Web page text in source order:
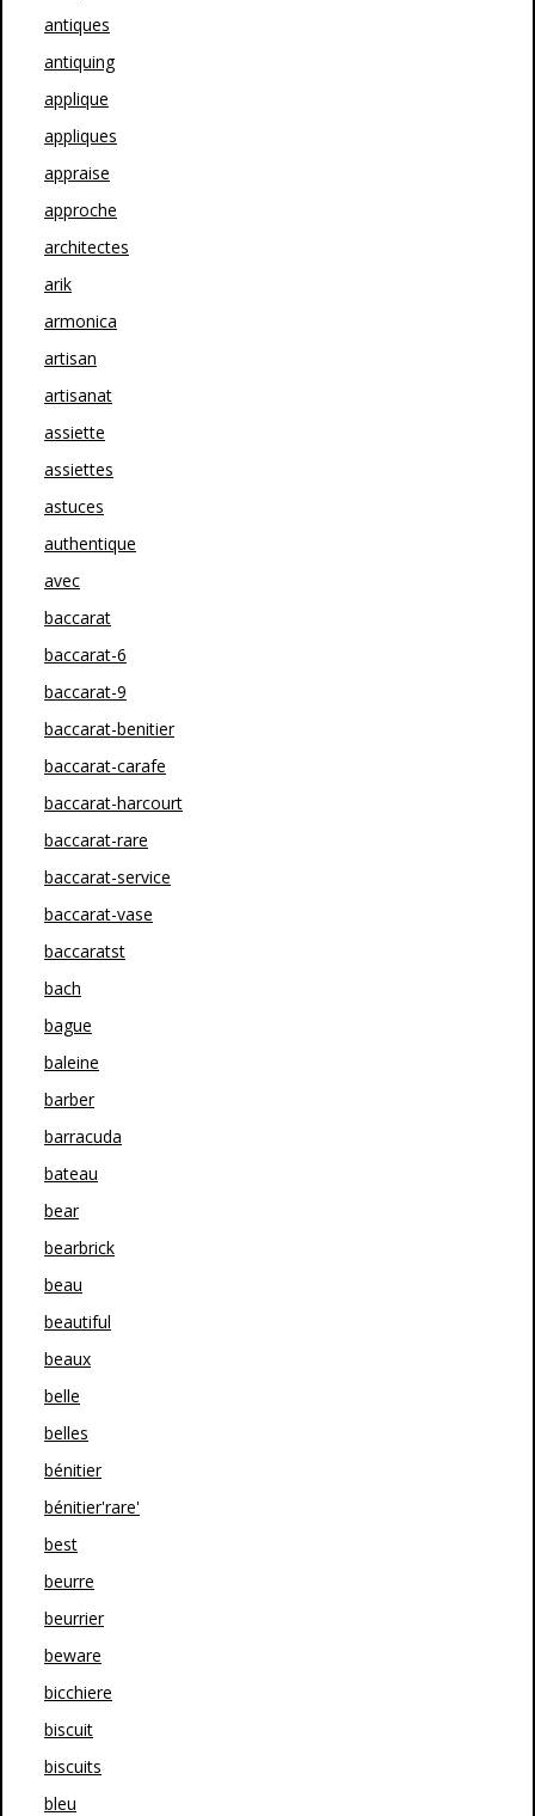
antiques
antiquing
applique
appliques
appraise
approche
architectes
arik
armonica
artisan
artisanat
assiette
assiettes
astuces
authentique
avec
baccarat
baccarat-6
baccarat-9
baccarat-benitier
baccarat-carafe
baccarat-harcourt
baccarat-rare
baccarat-service
baccarat-vase
baccaratst
bach
bague
baleine
barber
barracuda
bateau
bear
bearbrick
beau
beautiful
beaux
belle
belles
bénitier
bénitier'rare'
best
beurre
beurrier
beware
bicchiere
biscuit
biscuits
bleu